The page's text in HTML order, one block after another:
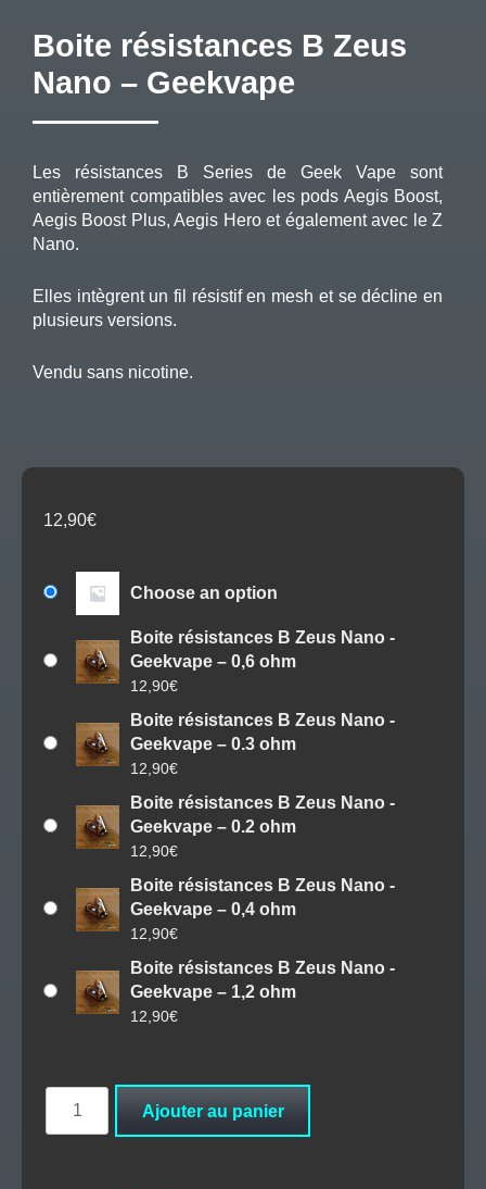
Boite résistances B Zeus
Nano – Geekvape
Les résistances B Series de Geek Vape sont
entièrement compatibles avec les pods Aegis Boost,
Aegis Boost Plus, Aegis Hero et également avec le Z
Nano.
Elles intègrent un fil résistif en mesh et se décline en
plusieurs versions.
Vendu sans nicotine.
12,90€
Choose an option
Boite résistances B Zeus Nano -
Geekvape – 0,6 ohm
12,90€
Boite résistances B Zeus Nano -
Geekvape – 0.3 ohm
12,90€
Boite résistances B Zeus Nano -
Geekvape – 0.2 ohm
12,90€
Boite résistances B Zeus Nano -
Geekvape – 0,4 ohm
12,90€
Boite résistances B Zeus Nano -
Geekvape – 1,2 ohm
12,90€
Ajouter au panier